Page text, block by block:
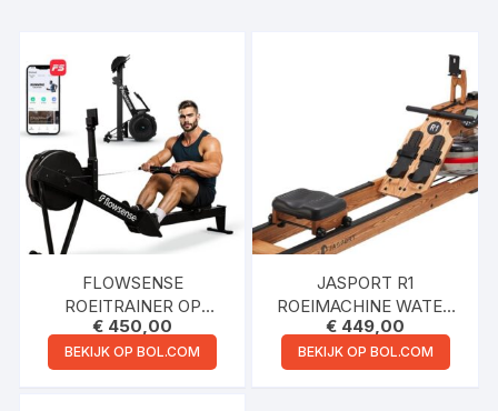
FLOWSENSE
ROEITRAINER OP
LUCHTWEERSTAND –
PROFESSIONELE
ROEIMACHINE – 10
€ 450,00
BEKIJK OP BOL.COM
JASPORT R1
ROEIMACHINE WATER
(NATUUR)
€ 449,00
BEKIJK OP BOL.COM